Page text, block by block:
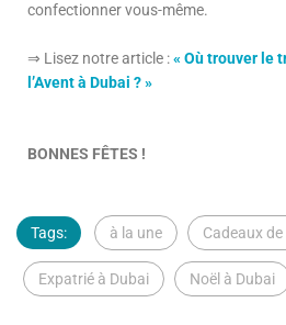
confectionner vous-même.
⇒ Lisez notre article :« Où trouver le
l’Avent à Dubai ? »
BONNES FÊTES !
Tags: à la une Cadeaux de
Expatrié à Dubai Noël à Dubai